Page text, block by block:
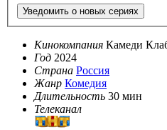
Уведомить о новых сериях
Кинокомпания Камеди
Год 2024
Страна Россия
Жанр Комедия
Длительность 30 мин
Телеканал